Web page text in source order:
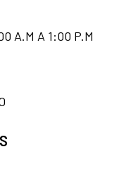
A.M A 1:00 P.M